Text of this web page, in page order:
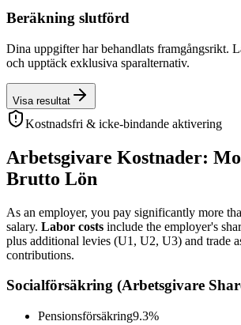
Beräkning slutförd
Dina uppgifter har behandlats framgångsrikt.
och upptäck exklusiva sparalternativ.
Visa resultat
Kostnadsfri & icke-bindande aktivering
Arbetsgivare Kostnader:
Brutto Lön
As an employer, you pay significantly more
salary. Labor costs include the employer's
plus additional levies (U1, U2, U3) and trade
contributions.
Socialförsäkring (Arbetsgivare
Pensionsförsäkring9.3%